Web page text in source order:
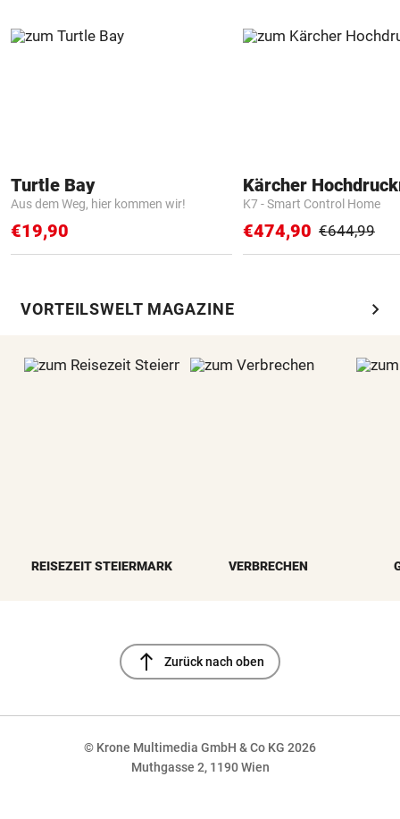
Turtle Bay
Aus dem Weg, hier kommen wir!
€19,90
Kärcher
K7 - Smart Control Home
€474,90 €644,99
VORTEILSWELT MAGAZINE chevron_right
REISEZEIT STEIERMARK VERBRECHEN
north Zurück nach oben
© Krone Multimedia GmbH & Co KG 2026
Muthgasse 2, 1190 Wien